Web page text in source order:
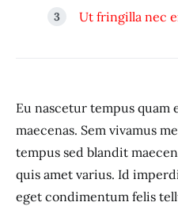
Ut fringilla nec
Eu nascetur tempus quam
maecenas. Sem vivamus
tempus sed blandit
quis amet varius. Id
eget condimentum felis